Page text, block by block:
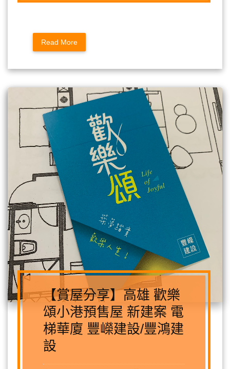
Read More
【賞屋分享】高雄 歡樂
頌小港預售屋 新建案 電
梯華廈 豐嶸建設/豐鴻建
設